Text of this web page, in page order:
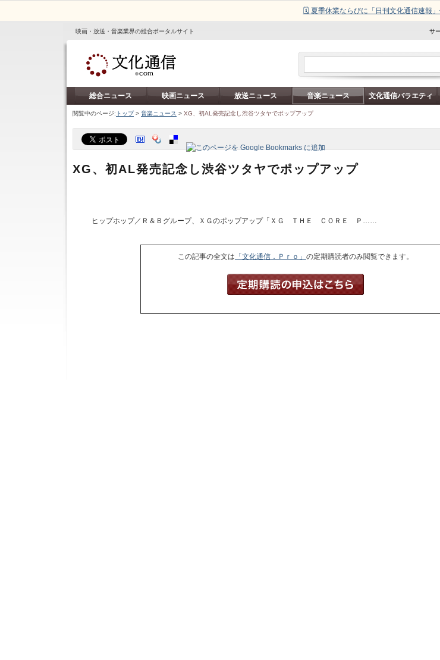
🗓️ 夏季休業ならびに「日刊文化通信速報
映画・放送・音楽業界の総合ポータルサイト サ
総合ニュース 映画ニュース 放送ニュース 音楽ニュース 文化通信バラエティ
閲覧中のページ: トップ> 音楽ニュース > XG、初AL発売記念し渋谷ツタヤでポップアップ
XG、初AL発売記念し渋谷ツタヤでポップアップ
ヒップホップ／Ｒ＆Ｂグループ、ＸＧのポップアップ「ＸＧ ＴＨＥ ＣＯＲＥ Ｐ……
この記事の全文は 「文化通信．Ｐｒｏ」 の定期購読者のみ閲覧できます。